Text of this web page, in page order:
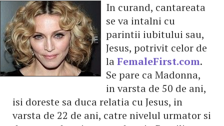
In curand, cantareata
se va intalni cu
parintii iubitului sau,
Jesus, potrivit celor de
laFemaleFirst.com.
Se pare ca Madonna,
in varsta de 50 de ani,
isi doreste sa duca relatia cu Jesus, in
varsta de 22 de ani, catre nivelul urmator si